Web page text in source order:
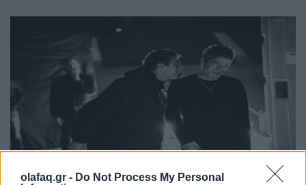
olafaq.gr - Do Not Process My Personal
Τέχνη